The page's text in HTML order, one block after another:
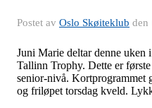
Postet av Oslo Skøiteklub den
Juni Marie deltar denne uken
Tallinn Trophy. Dette er
senior-nivå. Kortprogrammet
og friløpet torsdag kveld.